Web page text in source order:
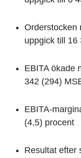
Orderstocken
uppgick till 16
EBITA ökade
342 (294)
EBITA-
(4,5) procent
Resultat efter